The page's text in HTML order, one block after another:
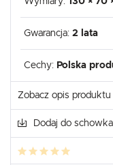
Gwarancja: 2 lata
Cechy: Polska
Zobacz opis produktu
Dodaj do schowka